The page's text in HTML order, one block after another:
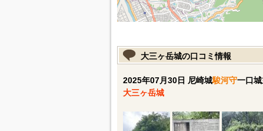
大三ヶ岳城の口コミ情報
2025年07月30日 尼崎城駿河守一口
大三ヶ岳城